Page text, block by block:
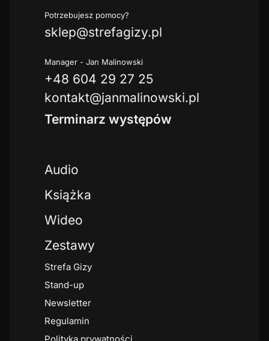
Terminarz występów
Audio
Książka
Wideo
Zestawy
Strefa Gizy
Stand-up
Newsletter
Regulamin
Potrzebujesz pomocy?
sklep@strefagizy.pl
Manager - Jan Malinowski
+48 604 29 27 25
kontakt@janmalinowski.pl